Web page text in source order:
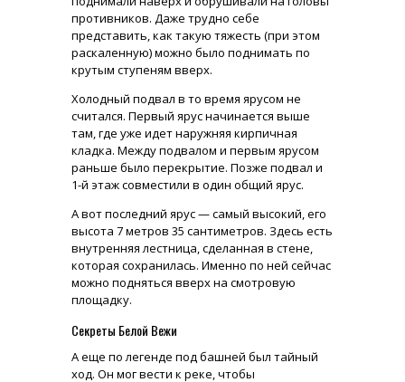
противников. Даже трудно себе
представить, как такую тяжесть (при этом
раскаленную) можно было поднимать по
крутым ступеням вверх.
Холодный подвал в то время ярусом не
считался. Первый ярус начинается выше
там, где уже идет наружняя кирпичная
кладка. Между подвалом и первым ярусом
раньше было перекрытие. Позже подвал и
1-й этаж совместили в один общий ярус.
А вот последний ярус — самый высокий, его
высота 7 метров 35 сантиметров. Здесь есть
внутренняя лестница, сделанная в стене,
которая сохранилась. Именно по ней сейчас
можно подняться вверх на смотровую
площадку.
Секреты Белой Вежи
А еще по легенде под башней был тайный
ход. Он мог вести к реке, чтобы